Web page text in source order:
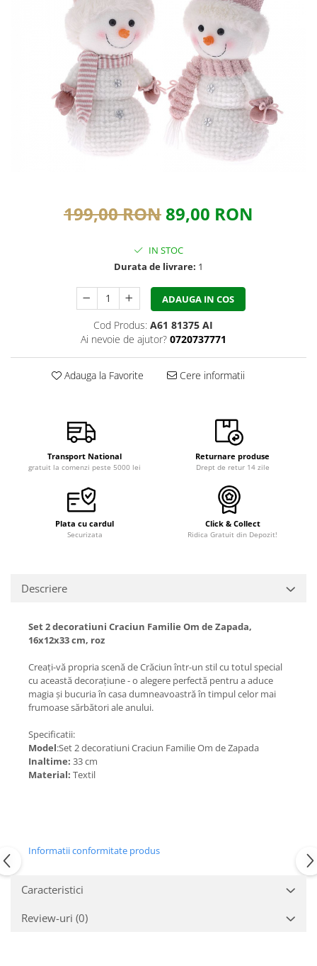
199,00 RON89,00 RON
IN STOC
Durata de livrare: 1
ADAUGA IN COS
Cod Produs: A61 81375 AI
Ai nevoie de ajutor? 0720737771
Adauga la Favorite Cere informatii
Transport National
gratuit la comenzi peste 5000 lei
Returnare produse
Drept de retur 14 zile
Plata cu cardul
Securizata
Click & Collect
Ridica Gratuit din Depozit!
Descriere
Set 2 decoratiuni Craciun Familie Om de Zapada,
16x12x33 cm, roz
Creați-vă propria scenă de Crăciun într-un stil cu totul special
cu această decorațiune - o alegere perfectă pentru a aduce
magia și bucuria în casa dumneavoastră în timpul celor mai
frumoase sărbători ale anului.
Specificatii:
Model:Set 2 decoratiuni Craciun Familie Om de Zapada
Inaltime: 33 cm
Material: Textil
Informatii conformitate produs
Caracteristici
Review-uri (0)